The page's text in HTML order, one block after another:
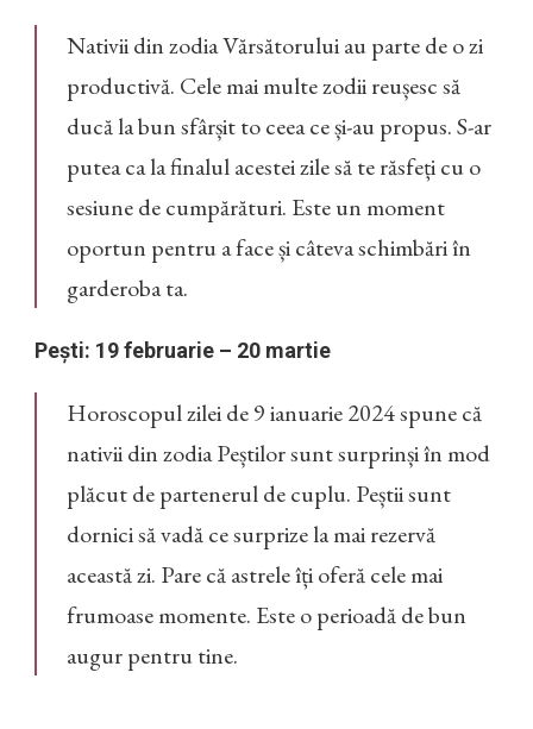
Nativii din zodia Vărsătorului au parte de o zi
productivă. Cele mai multe zodii reușesc să
ducă la bun sfârșit to ceea ce și-au propus. S-ar
putea ca la finalul acestei zile să te răsfeți cu o
sesiune de cumpărături. Este un moment
oportun pentru a face și câteva schimbări în
garderoba ta.
Pești: 19 februarie – 20 martie
Horoscopul zilei de 9 ianuarie 2024 spune că
nativii din zodia Peștilor sunt surprinși în mod
plăcut de partenerul de cuplu. Peștii sunt
dornici să vadă ce surprize la mai rezervă
această zi. Pare că astrele îți oferă cele mai
frumoase momente. Este o perioadă de bun
augur pentru tine.